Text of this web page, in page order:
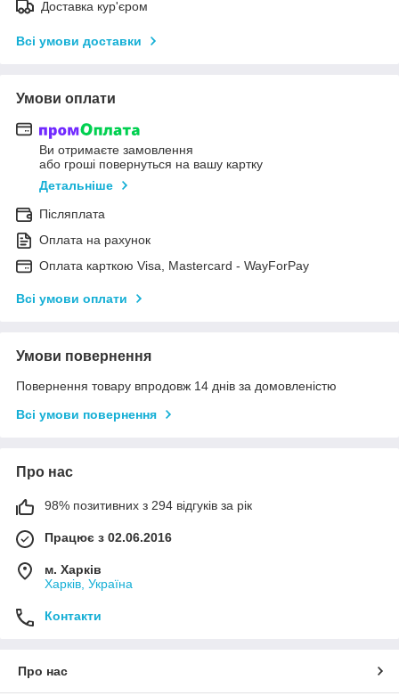
Доставка кур'єром
Всі умови доставки
Умови оплати
Ви отримаєте замовлення
або гроші повернуться на вашу картку
Детальніше
Післяплата
Оплата на рахунок
Оплата карткою Visa, Mastercard - WayForPay
Всі умови оплати
Умови повернення
Повернення товару впродовж 14 днів за домовленістю
Всі умови повернення
Про нас
98% позитивних з 294 відгуків за рік
Працює з 02.06.2016
м. Харків
Харків, Україна
Контакти
Про нас